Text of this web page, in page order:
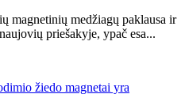
magnetinių medžiagų paklausa ir
priešakyje, ypač esa...
žiedo magnetai yra